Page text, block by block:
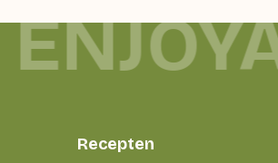
ENJOYA
Recepten